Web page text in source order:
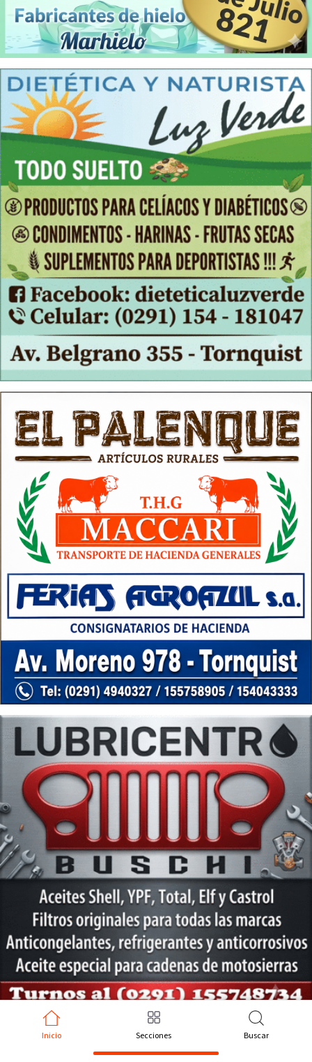
Inicio Secciones Buscar